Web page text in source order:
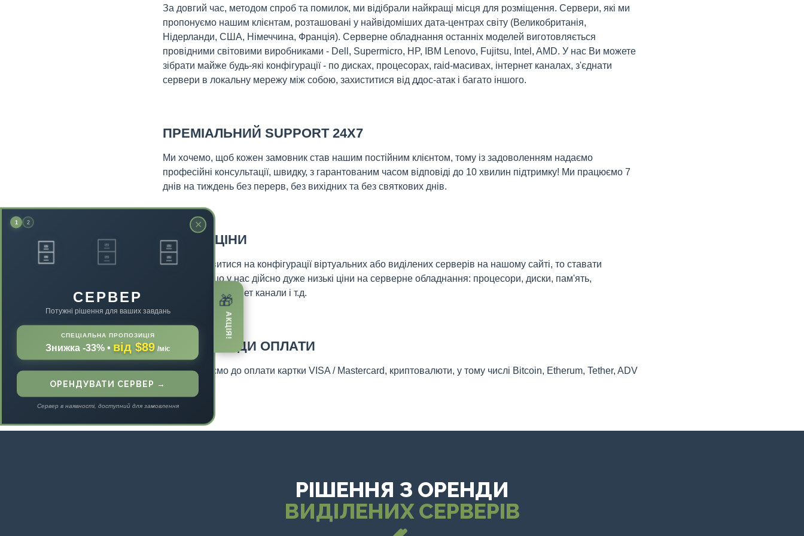
За довгий час, методом спроб та помилок, ми відібрали найкращі місця для розміщення. Сервери, які ми
пропонуємо нашим клієнтам, розташовані у найвідоміших дата-центрах світу (Великобританія,
Нідерланди, США, Німеччина, Франція). Серверне обладнання останніх моделей виготовляється
провідними світовими виробниками - Dell, Supermicro, HP, IBM Lenovo, Fujitsu, Intel, AMD. У нас Ви можете
зібрати майже будь-які конфігурації - по дисках, процесорах, raid-масивах, інтернет каналах, з'єднати
сервери в локальну мережу між собою, захиститися від ддос-атак і багато іншого.
ПРЕМІАЛЬНИЙ SUPPORT 24X7
Ми хочемо, щоб кожен замовник став нашим постійним клієнтом, тому із задоволенням надаємо
професійні консультації, швидку, з гарантованим часом відповіді до 10 хвилин підтримку! Ми працюємо 7
днів на тиждень без перерв, без вихідних та без святкових днів.
НИЗЬКІ ЦІНИ
Якщо подивитися на конфігурації віртуальних або виділених серверів на нашому сайті, то ставати
зрозуміло, що у нас дійсно дуже низькі ціни на серверне обладнання: процесори, диски, пам'ять,
відеокарти, інтернет канали і т.д.
РІЗНІ МЕТОДИ ОПЛАТИ
Ми приймаємо до оплати картки VISA / Mastercard, криптовалюти, у тому числі Bitcoin, Etherum, Tether, ADV
Cash, та ін.
🎁
АКЦІЯ!
✕
1 2
🗄️ 🗄️ 🗄️
СЕРВЕР
Потужні рішення для ваших завдань
СПЕЦІАЛЬНА ПРОПОЗИЦІЯ
Знижка -33%• від $89 /міс
ОРЕНДУВАТИ СЕРВЕР →
Сервер в наявності, доступний для замовлення
РІШЕННЯ З ОРЕНДИ
ВИДІЛЕНИХ СЕРВЕРІВ